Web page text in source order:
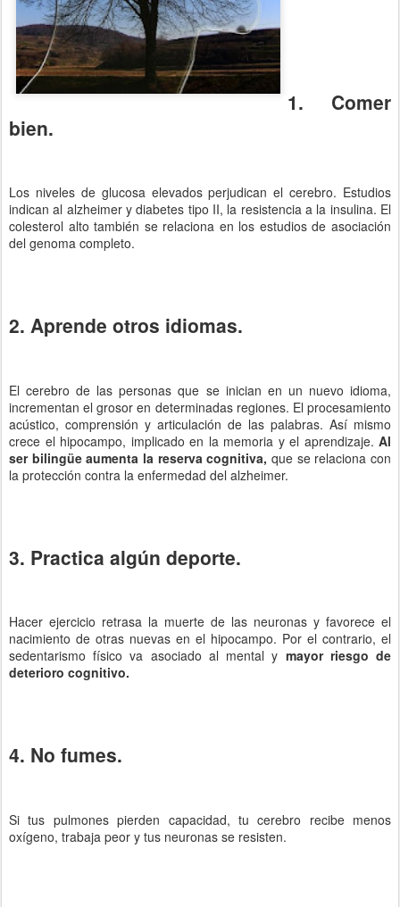
1. Comer
bien.
Los niveles de glucosa elevados perjudican el cerebro. Estudios
indican al alzheimer y diabetes tipo II, la resistencia a la insulina. El
colesterol alto también se relaciona en los estudios de asociación
del genoma completo.
2. Aprende otros idiomas.
El cerebro de las personas que se inician en un nuevo idioma,
incrementan el grosor en determinadas regiones. El procesamiento
acústico, comprensión y articulación de las palabras. Así mismo
crece el hipocampo, implicado en la memoria y el aprendizaje. Al
ser bilingüe aumenta la reserva cognitiva, que se relaciona con
la protección contra la enfermedad del alzheimer.
3. Practica algún deporte.
Hacer ejercicio retrasa la muerte de las neuronas y favorece el
nacimiento de otras nuevas en el hipocampo. Por el contrario, el
sedentarismo físico va asociado al mental y mayor riesgo de
deterioro cognitivo.
4. No fumes.
Si tus pulmones pierden capacidad, tu cerebro recibe menos
oxígeno, trabaja peor y tus neuronas se resisten.